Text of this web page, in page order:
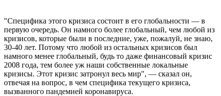
"Специфика этого кризиса состоит в его глобальности — в
первую очередь. Он намного более глобальный, чем любой из
кризисов, которые были в последние, уже, пожалуй, не знаю,
30-40 лет. Потому что любой из остальных кризисов был
намного менее глобальный, будь то даже финансовый кризис
2008 года, тем более уж наши собственные локальные
кризисы. Этот кризис затронул весь мир", — сказал он,
отвечая на вопрос, в чем специфика текущего кризиса,
вызванного пандемией коронавируса.